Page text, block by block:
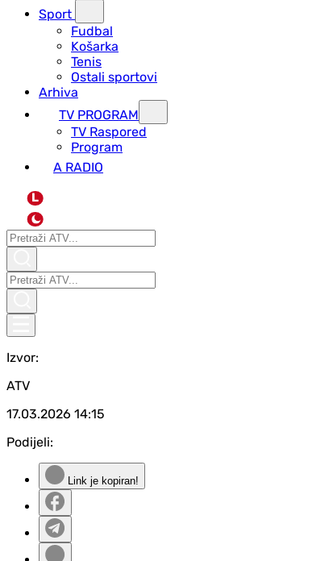
Sport
Fudbal
Košarka
Tenis
Ostali sportovi
Arhiva
TV PROGRAM
ТV Raspored
Program
A RADIO
L
Izvor:
ATV
17.03.2026 14:15
Podijeli:
Link je kopiran!